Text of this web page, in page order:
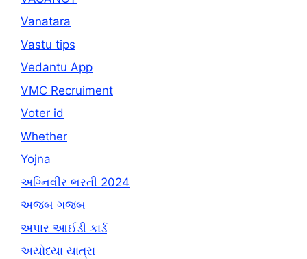
Vanatara
Vastu tips
Vedantu App
VMC Recruiment
Voter id
Whether
Yojna
અગ્નિવીર ભરતી 2024
અજબ ગજબ
અપાર આઈડી કાર્ડ
અયોધ્યા યાત્રા